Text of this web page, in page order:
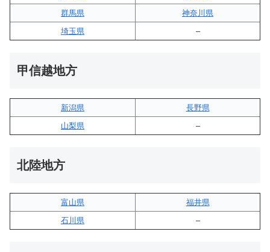
群馬県
神奈川県
埼玉県
–
甲信越地方
新潟県
長野県
山梨県
–
北陸地方
富山県
福井県
石川県
–